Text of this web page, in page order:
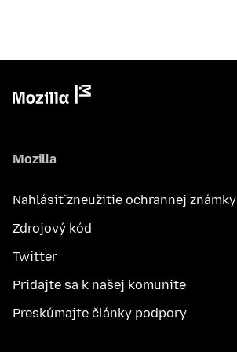
Mozilla
Nahlásiť zneužitie ochrannej známky
Zdrojový kód
Twitter
Pridajte sa k našej komunite
Preskúmajte články podpory